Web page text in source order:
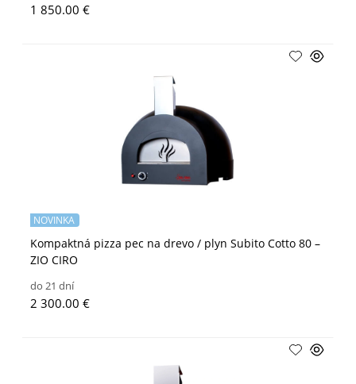
1 850.00 €
Kompaktná pizza pec na drevo / plyn Subito Cotto 80 –
ZIO CIRO
NOVINKA
do 21 dní
2 300.00 €